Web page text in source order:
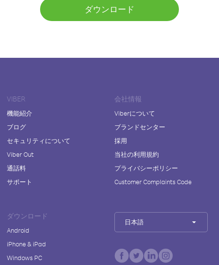
ダウンロード
VIBER
機能紹介
ブログ
セキュリティについて
Viber Out
通話料
サポート
会社情報
Viberについて
ブランドセンター
採用
当社の利用規約
プライバシーポリシー
Customer Complaints Code
ダウンロード
Android
iPhone & iPad
Windows PC
日本語